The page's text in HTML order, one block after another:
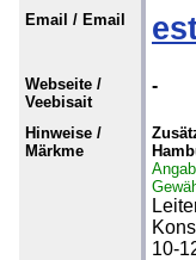
Email / Email
Webseite /
Veebisait
-
Hinweise /
Märkme
10-